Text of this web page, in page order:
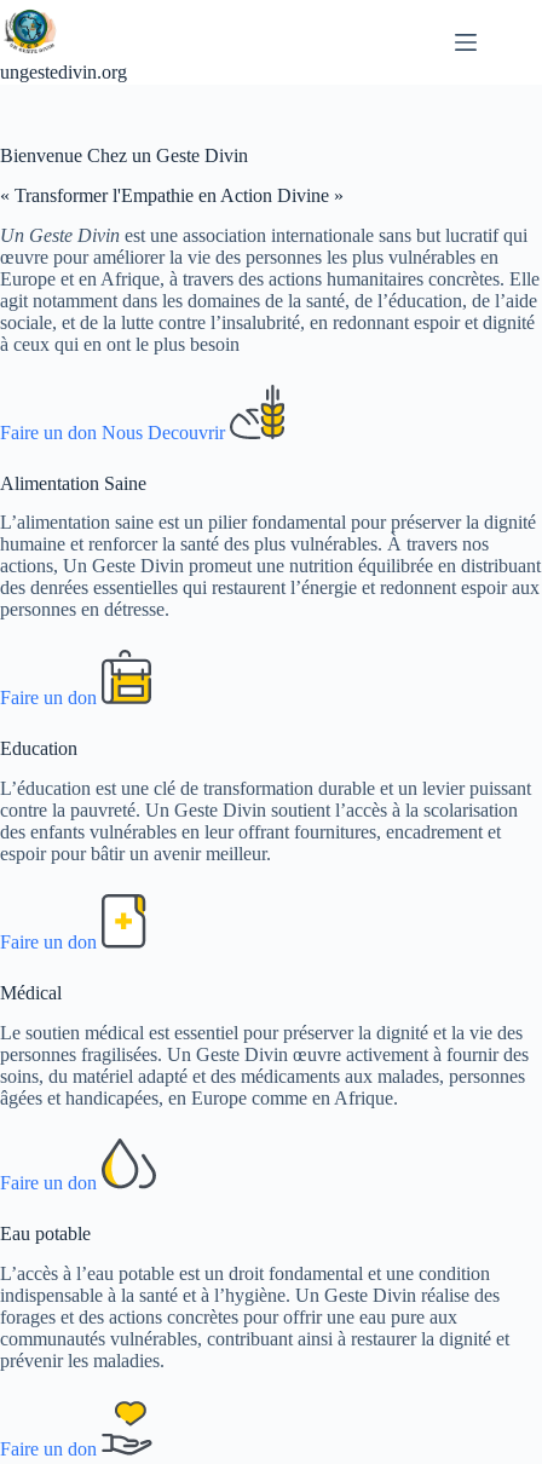
Passer
au
contenu
ungestedivin.org
Bienvenue Chez un Geste Divin
« Transformer l'Empathie en Action Divine »
Un Geste Divin est une association internationale sans but lucratif qui
œuvre pour améliorer la vie des personnes les plus vulnérables en
Europe et en Afrique, à travers des actions humanitaires concrètes. Elle
agit notamment dans les domaines de la santé, de l’éducation, de l’aide
sociale, et de la lutte contre l’insalubrité, en redonnant espoir et dignité
à ceux qui en ont le plus besoin
Faire un don Nous Decouvrir
Alimentation Saine
L’alimentation saine est un pilier fondamental pour préserver la dignité
humaine et renforcer la santé des plus vulnérables. À travers nos
actions, Un Geste Divin promeut une nutrition équilibrée en distribuant
des denrées essentielles qui restaurent l’énergie et redonnent espoir aux
personnes en détresse.
Faire un don
Education
L’éducation est une clé de transformation durable et un levier puissant
contre la pauvreté. Un Geste Divin soutient l’accès à la scolarisation
des enfants vulnérables en leur offrant fournitures, encadrement et
espoir pour bâtir un avenir meilleur.
Faire un don
Médical
Le soutien médical est essentiel pour préserver la dignité et la vie des
personnes fragilisées. Un Geste Divin œuvre activement à fournir des
soins, du matériel adapté et des médicaments aux malades, personnes
âgées et handicapées, en Europe comme en Afrique.
Faire un don
Eau potable
L’accès à l’eau potable est un droit fondamental et une condition
indispensable à la santé et à l’hygiène. Un Geste Divin réalise des
forages et des actions concrètes pour offrir une eau pure aux
communautés vulnérables, contribuant ainsi à restaurer la dignité et
prévenir les maladies.
Faire un don